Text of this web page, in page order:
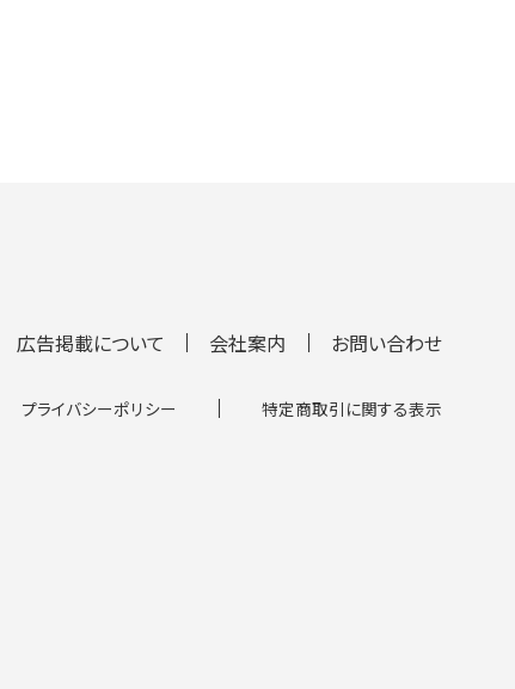
広告掲載について 会社案内 お問い合わせ
プライバシーポリシー 特定商取引に関する表示